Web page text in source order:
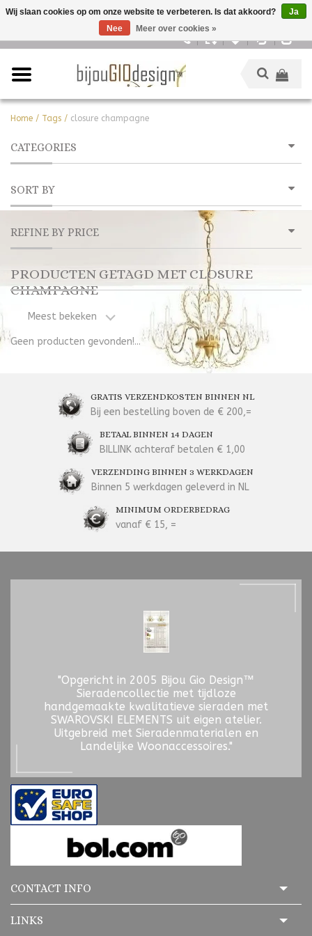
Home / Tags / closure champagne
CATEGORIES
SORT BY
REFINE BY PRICE
PRODUCTEN GETAGD MET CLOSURE
CHAMPAGNE
Meest bekeken
Geen producten gevonden!...
GRATIS VERZENDKOSTEN BINNEN NL
Bij een bestelling boven de € 200,=
BETAAL BINNEN 14 DAGEN
BILLINK achteraf betalen € 1,00
VERZENDING BINNEN 3 WERKDAGEN
Binnen 5 werkdagen geleverd in NL
MINIMUM ORDERBEDRAG
vanaf € 15, =
"Opgericht in 2005 Bijou Gio Design™
Sieradencollectie met tijdloze
handgemaakte kwalitatieve sieraden met
SWAROVSKI ELEMENTS uit eigen atelier.
Uitgebreid met Sieradenmaterialen en
Landelijke Woonaccessoires."
CONTACT INFO
LINKS
Wij slaan cookies op om onze website te verbeteren. Is dat akkoord?
Ja
Nee
Meer over cookies »